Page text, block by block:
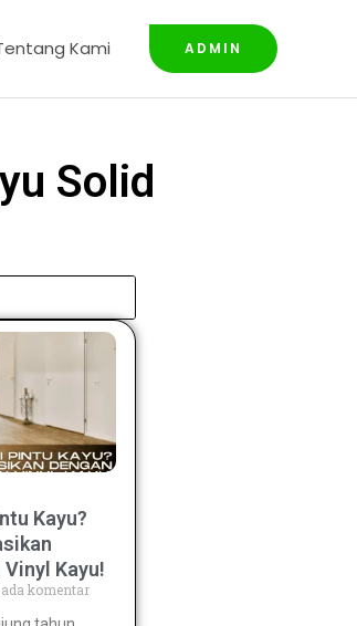
Kami ADMIN
Solid
Kayu?
Kayu!
komentar